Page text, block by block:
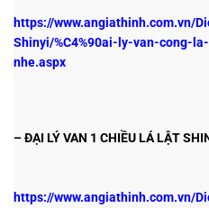
https://www.angiathinh.com.vn/
Shinyi/%C4%90ai-ly-van-cong-
nhe.aspx
– ĐẠI LÝ VAN 1 CHIỀU LÁ LẬT
https://www.angiathinh.com.vn/